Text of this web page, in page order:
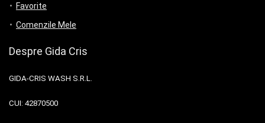
Favorite
Comenzile Mele
Despre Gida Cris
GIDA-CRIS WASH S.R.L.
CUI: 42870500